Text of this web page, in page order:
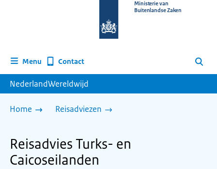
homepage
Ministerie van
Buitenlandse Zaken
Menu Contact Zoeken
NederlandWereldwijd
Home Reisadviezen
Reisadvies Turks- en
Caicoseilanden